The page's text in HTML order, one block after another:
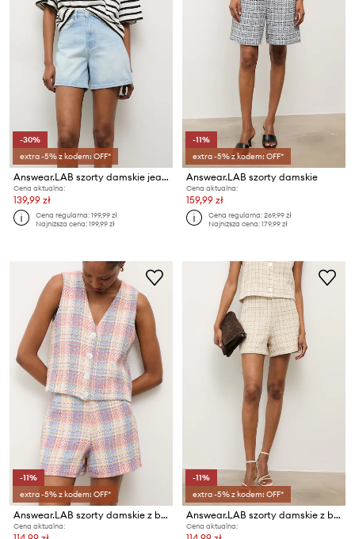
-30%
extra -5% z kodem: OFF*
Answear.LAB szorty damskie jeansowe
Cena aktualna:
139,99 zł
Cena regularna:199,99 zł
Najniższa cena:199,99 zł
-11%
extra -5% z kodem: OFF*
Answear.LAB szorty damskie
Cena aktualna:
159,99 zł
Cena regularna:269,99 zł
Najniższa cena:179,99 zł
-11%
extra -5% z kodem: OFF*
Answear.LAB szorty damskie z bawełną
Cena aktualna:
-11%
extra -5% z kodem: OFF*
Answear.LAB szorty damskie z bawełną
Cena aktualna: